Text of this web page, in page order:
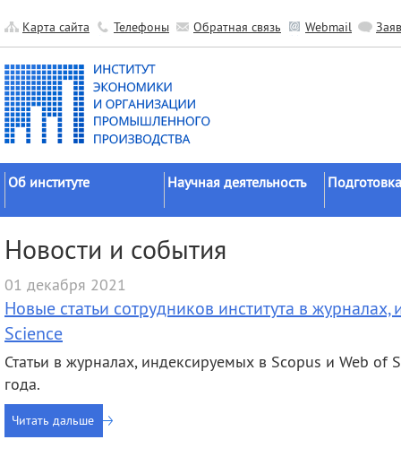
Карта сайта Телефоны Обратная связь Webmail
Об институте
Официальные документы
История
Руководство
Научные подразделения
Прочие подразделения
Издательская
деятельность
Контакты
Научная деятельность
исследований
Прикладные разработки
Научные школы
Целевое
Новости и события
01 декабря 2021
Новые статьи сотрудников института в
Science
Статьи в журналах, индексируемых в Scopus и Web
года.
Читать дальше